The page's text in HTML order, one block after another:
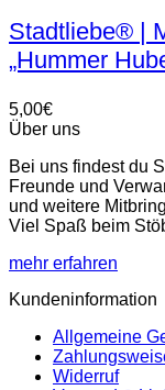
Stadtliebe® |
„Hummer
5,00€
Über uns
Bei uns findest du
Freunde und
und weitere
Viel Spaß beim
mehr erfahren
Kundeninformation
Allgemeine
Widerruf